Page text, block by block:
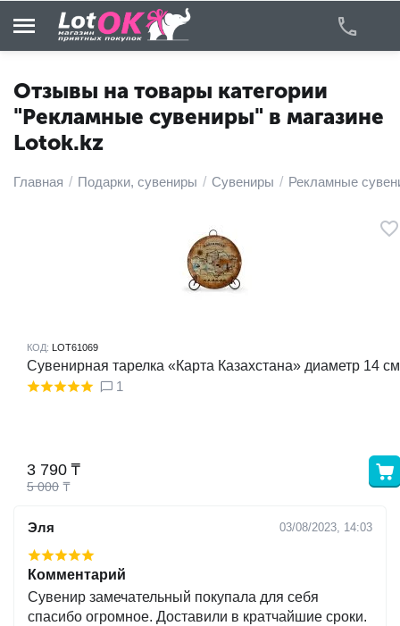
Отзывы на товары категории
"Рекламные сувениры" в магазине
Lotok.kz
Главная / Подарки, сувениры / Сувениры / Рекламные
КОД: LOT61069
Сувенирная тарелка «Карта Казахстана» диаметр 14 см
1
5 000 ₸
3 790 ₸
Эля 03/08/2023, 14:03
Комментарий
Сувенир замечательный покупала для себя
спасибо огромное. Доставили в кратчайшие сроки.